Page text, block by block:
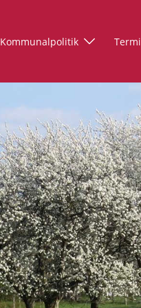
Kommunalpolitik